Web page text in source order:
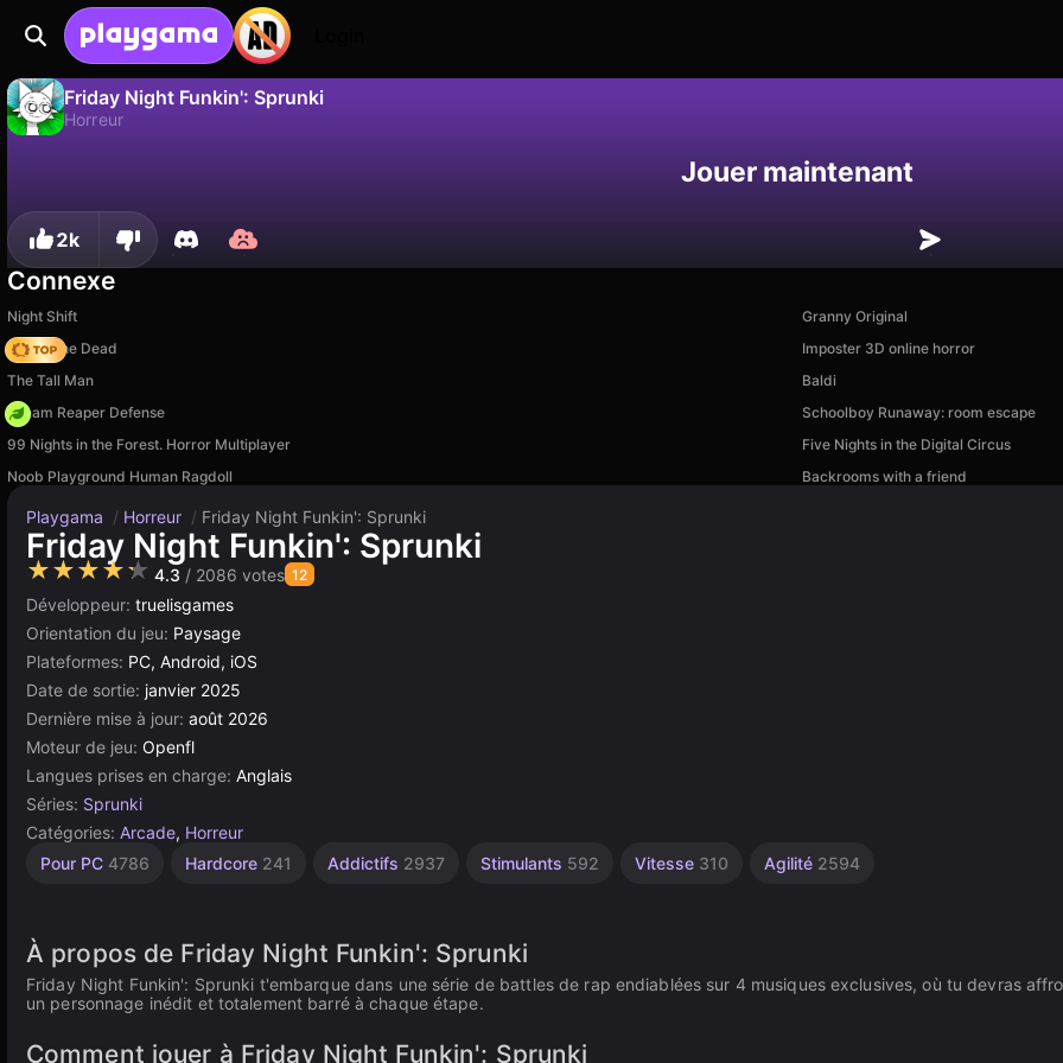
Friday Night Funkin': Sprunki
Horreur
Jouer maintenant
2k
Connexe
Night Shift
Granny Original
Rise of the Dead
Imposter 3D online horror
The Tall Man
Baldi
Dream Reaper Defense
Schoolboy Runaway: room escape
99 Nights in the Forest. Horror Multiplayer
Five Nights in the Digital Circus
Noob Playground Human Ragdoll
Backrooms with a friend
Playgama / Horreur / Friday Night Funkin': Sprunki
Friday Night Funkin': Sprunki
★★★★★ 4.3 / 2086 votes 12
Développeur: truelisgames
Orientation du jeu: Paysage
Plateformes: PC, Android, iOS
Date de sortie: janvier 2025
Dernière mise à jour: août 2026
Moteur de jeu: Openfl
Langues prises en charge: Anglais
Séries: Sprunki
Catégories: Arcade, Horreur
Pour PC 4786 Hardcore 241 Addictifs 2937 Stimulants 592 Vitesse 310 Agilité 2594
Bureau
Haute
Russes
Navigateur
Rythme
À propos de Friday Night Funkin': Sprunki
Friday Night Funkin': Sprunki t'embarque dans une série de battles de rap endiablées sur 4 musiques exclusives, où tu devras
un personnage inédit et totalement barré à chaque étape.
Comment jouer à Friday Night Funkin': Sprunki